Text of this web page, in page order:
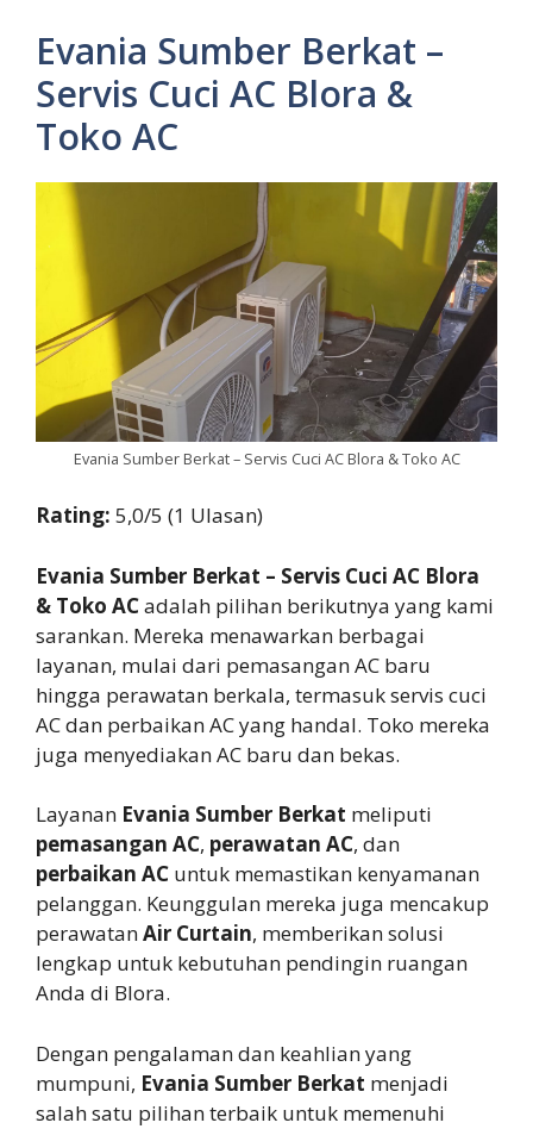
Evania Sumber Berkat –
Servis Cuci AC Blora &
Toko AC
Evania Sumber Berkat – Servis Cuci AC Blora & Toko AC
Rating: 5,0/5 (1 Ulasan)
Evania Sumber Berkat – Servis Cuci AC Blora
& Toko ACadalah pilihan berikutnya yang kami
sarankan. Mereka menawarkan berbagai
layanan, mulai dari pemasangan AC baru
hingga perawatan berkala, termasuk servis cuci
AC dan perbaikan AC yang handal. Toko mereka
juga menyediakan AC baru dan bekas.
Layanan Evania Sumber Berkat meliputi
pemasangan AC, perawatan AC, dan
perbaikan AC untuk memastikan kenyamanan
pelanggan. Keunggulan mereka juga mencakup
perawatanAir Curtain, memberikan solusi
lengkap untuk kebutuhan pendingin ruangan
Anda di Blora.
Dengan pengalaman dan keahlian yang
mumpuni, Evania Sumber Berkat menjadi
salah satu pilihan terbaik untuk memenuhi